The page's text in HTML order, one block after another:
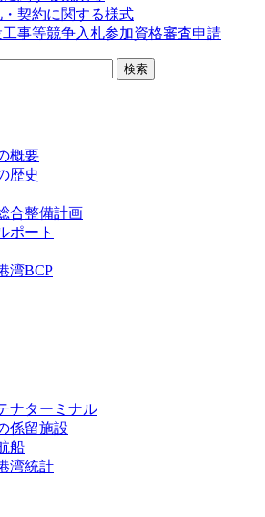
・契約に関する様式
事等競争入札参加資格審査申請
概要
歴史
合整備計画
ポート
湾BCP
ナターミナル
係留施設
船
湾統計